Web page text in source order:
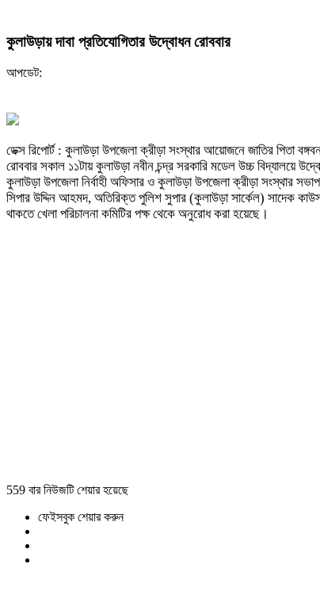
কুলাউড়ায় দাবা প্রতিযোগিতার উদ্বোধন রোববার
আপডেট:
ডেক্স রিপোর্ট : কুলাউড়া উপজেলা ক্রীড়া সংস্থার আয়োজনে জাতির পিতা
রোববার সকাল ১১টায় কুলাউড়া নবীন চন্দ্র সরকারি মডেল উচ্চ বিদ্যালয়ে
কুলাউড়া উপজেলা নির্বাহী অফিসার ও কুলাউড়া উপজেলা ক্রীড়া সংস্থার
সিপার উদ্দিন আহমদ, অতিরিক্ত পুলিশ সুপার (কুলাউড়া সার্কেল) সাদেক
থাকতে খেলা পরিচালনা কমিটির পক্ষ থেকে অনুরোধ করা হয়েছে।
559 বার নিউজটি শেয়ার হয়েছে
ফেইসবুক শেয়ার করুন